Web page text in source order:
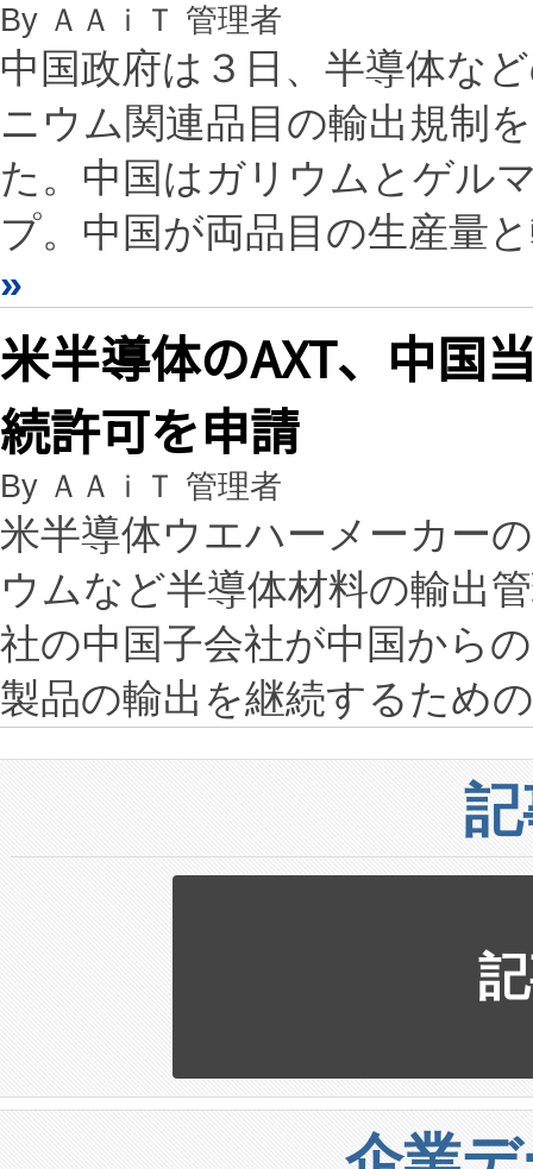
By ＡＡｉＴ 管理者
中国政府は３日、半導体な
ニウム関連品目の輸出規制
た。中国はガリウムとゲル
プ。中国が両品目の生産量
»
米半導体のAXT、中国
続許可を申請
By ＡＡｉＴ 管理者
米半導体ウエハーメーカー
ウムなど半導体材料の輸出
社の中国子会社が中国から
製品の輸出を継続するため